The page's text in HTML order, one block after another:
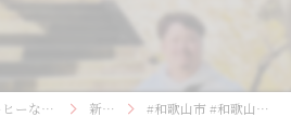
和歌山県和歌山市のコーヒーなら和歌山コーヒー焙煎所〜Your Coffee〜 新着情報 #和歌山市 #和歌山市カフェ #和歌山コーヒー